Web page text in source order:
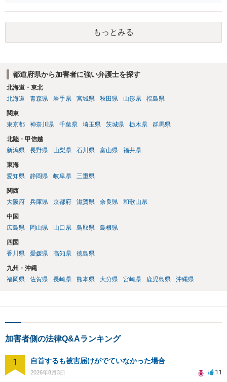
で、警察にバレれば、それなりの捜査を受けるでしょう。
もっとみる
都道府県から加害者に強い弁護士を探す
北海道・東北
北海道
青森県 岩手県 宮城県 秋田県 山形県 福島県
関東
東京都
神奈川県 千葉県 埼玉県 茨城県 栃木県 群馬県
北陸・甲信越
新潟県
長野県 山梨県 石川県 富山県 福井県
東海
愛知県
静岡県 岐阜県 三重県
関西
大阪府
兵庫県 京都府 滋賀県 奈良県 和歌山県
中国
広島県
岡山県 山口県 鳥取県 島根県
四国
香川県
愛媛県 高知県 徳島県
九州・沖縄
福岡県
佐賀県 長崎県 熊本県 大分県 宮崎県 鹿児島県 沖縄県
加害者側の法律Q&Aランキング
1 自首するも被害届けがでていなかった場合
2026年8月3日 11